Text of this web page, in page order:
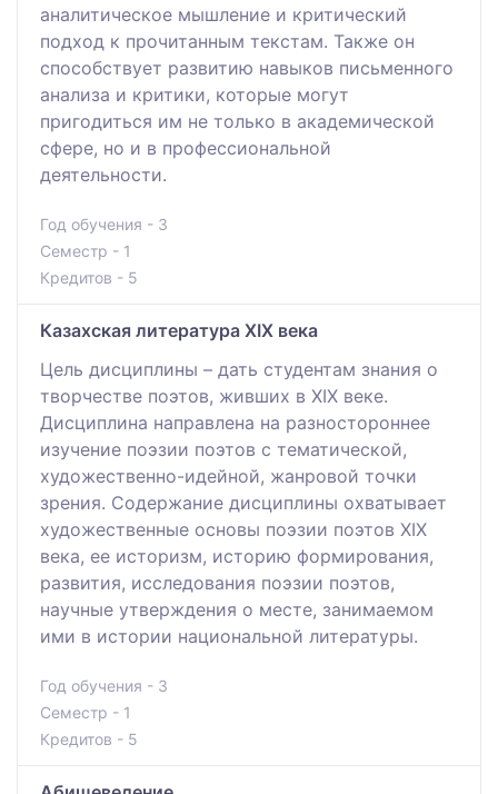
аналитическое мышление и критический
подход к прочитанным текстам. Также он
способствует развитию навыков письменного
анализа и критики, которые могут
пригодиться им не только в академической
сфере, но и в профессиональной
деятельности.
Год обучения - 3
Семестр - 1
Кредитов - 5
Казахская литература ХІХ века
Цель дисциплины – дать студентам знания о
творчестве поэтов, живших в ХІХ веке.
Дисциплина направлена на разностороннее
изучение поэзии поэтов с тематической,
художественно-идейной, жанровой точки
зрения. Содержание дисциплины охватывает
художественные основы поэзии поэтов ХІХ
века, ее историзм, историю формирования,
развития, исследования поэзии поэтов,
научные утверждения о месте, занимаемом
ими в истории национальной литературы.
Год обучения - 3
Семестр - 1
Кредитов - 5